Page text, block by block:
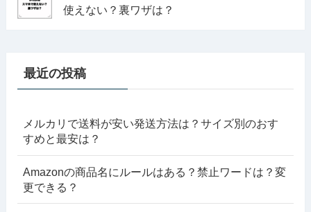
使えない？裏ワザは？
最近の投稿
メルカリで送料が安い発送方法は？サイズ別のおす
すめと最安は？
Amazonの商品名にルールはある？禁止ワードは？変
更できる？